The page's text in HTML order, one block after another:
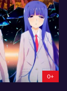
11
0+